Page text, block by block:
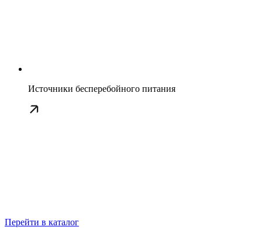
Источники бесперебойного питания
Перейти в каталог